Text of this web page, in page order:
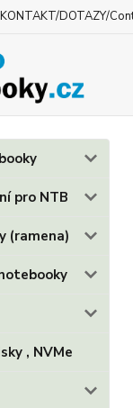
KONTAKT/DOTAZY/
pro NTB
(ramena)
, NVMe